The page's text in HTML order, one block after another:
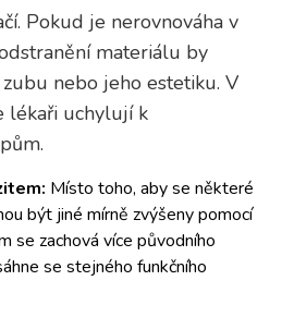
Pokud je nerovnováha v
materiálu by
nebo jeho estetiku. V
lékaři uchylují k
Místo toho, aby se některé
být jiné mírně zvýšeny pomocí
se zachová více původního
se stejného funkčního